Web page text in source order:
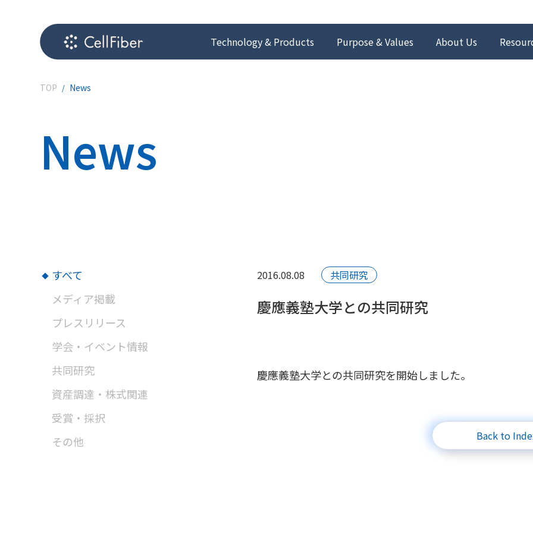
Technology & Products Purpose & Values About Us
TOP News
News
2016.08.08 共同研究
慶應義塾大学との共同研究
慶應義塾大学との共同研究を開始しました。
Back to
すべて
メディア掲載
プレスリリース
学会・イベント情報
共同研究
資産調達・株式関連
受賞・採択
その他